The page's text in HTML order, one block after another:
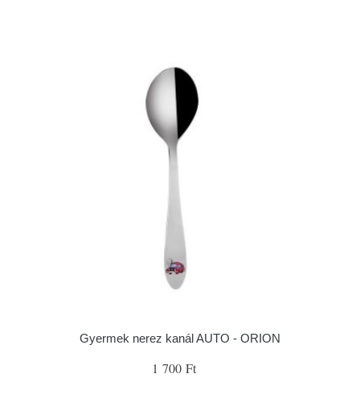
Gyermek nerez kanál AUTO - ORION
1 700 Ft